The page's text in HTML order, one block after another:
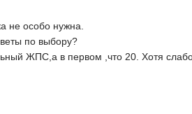
не особо нужна.
по выбору?
ЖПС,а в первом ,что 20. Хотя